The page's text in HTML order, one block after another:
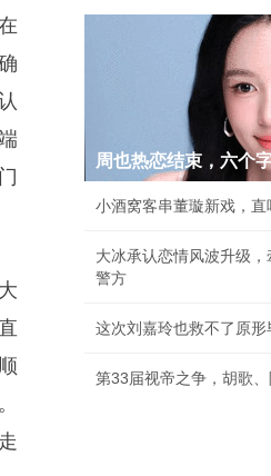
周也热恋结束，六个
小酒窝客串董璇新戏，直
大冰承认恋情风波升级
警方
这次刘嘉玲也救不了原
第33届视帝之争，胡歌